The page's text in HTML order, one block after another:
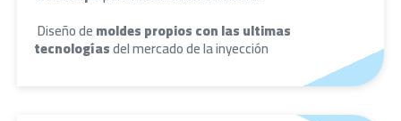
Diseño demoldes propios con las ultimas
tecnologíasdel mercado de la inyección